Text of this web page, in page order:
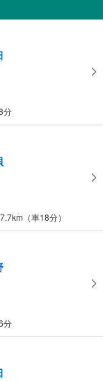
分
（車18分）
分